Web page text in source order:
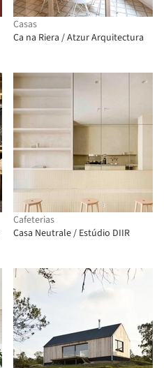
Casas
Ca na Riera / Atzur Arquitectura
Cafeterias
Casa Neutrale / Estúdio DIIR